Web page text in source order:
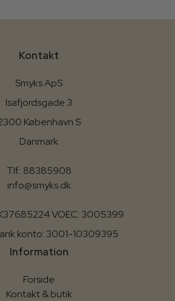
Kontakt
Smyks ApS
Isafjordsgade 3
København S
Danmark
Tlf.: 88385908
info@smyks.dk
VOEC: 3005399
konto: 3001-10309395
Information
Forside
Kontakt & butik